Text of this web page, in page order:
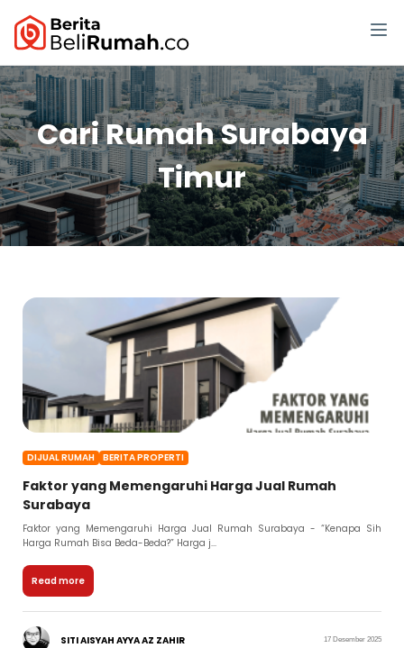
Cari Rumah Surabaya
Timur
DIJUAL RUMAH BERITA PROPERTI
Faktor yang Memengaruhi Harga Jual Rumah
Surabaya
Faktor yang Memengaruhi Harga Jual Rumah Surabaya - “Kenapa Sih
Harga Rumah Bisa Beda-Beda?” Harga j...
Read more
SITI AISYAH AYYA AZ ZAHIR 17 Desember 2025